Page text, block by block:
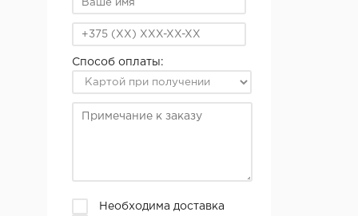
Способ оплаты:
Необходима доставка